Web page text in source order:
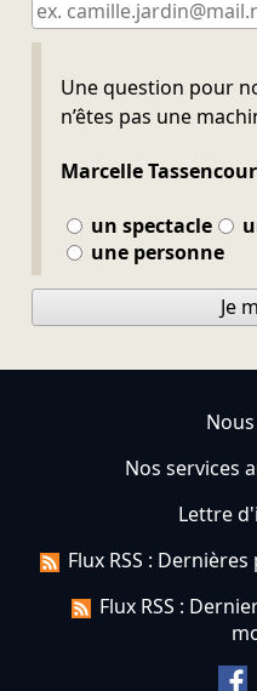
Une question pour
n’êtes pas une
Marcelle
un spectacle
une personne
Ne pas remplir
Je
Nos services
Lettre
Flux RSS :
Flux RSS :